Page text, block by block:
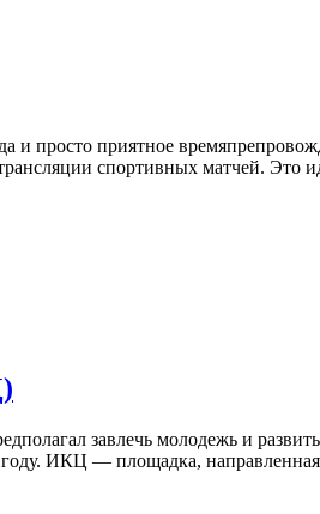
и просто приятное
спортивных матчей. Это
завлечь молодежь и
ИКЦ — площадка,